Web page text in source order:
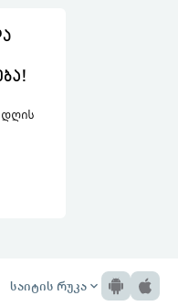
საიტის რუკა expand_more